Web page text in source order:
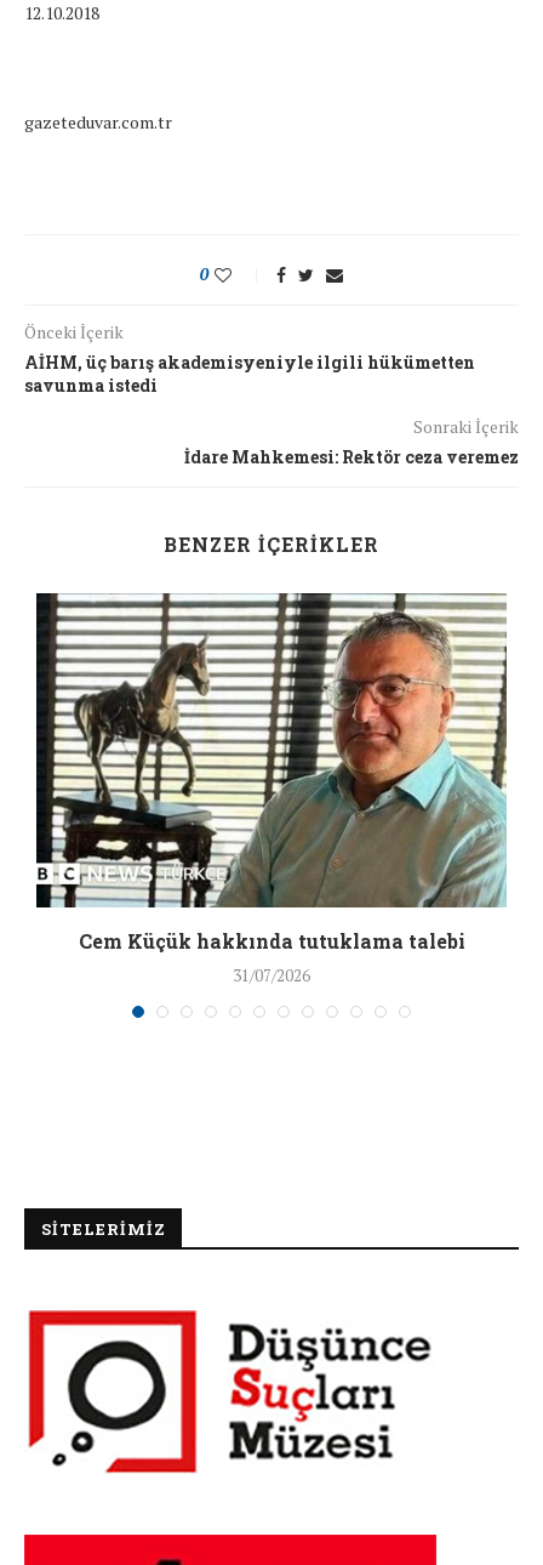
12.10.2018
gazeteduvar.com.tr
0
Önceki İçerik
AİHM, üç barış akademisyeniyle ilgili hükümetten
savunma istedi
Sonraki İçerik
İdare Mahkemesi: Rektör ceza veremez
BENZER İÇERIKLER
Cem Küçük hakkında tutuklama talebi
31/07/2026
SİTELERİMİZ